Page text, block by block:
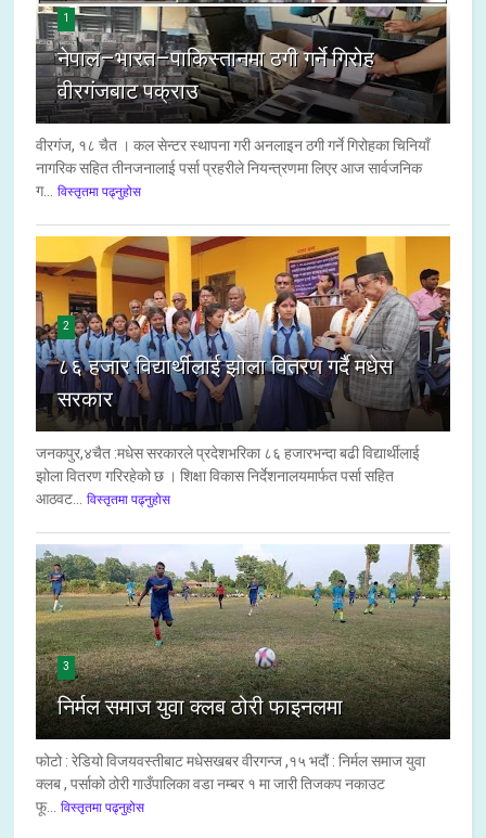
1
नेपाल–भारत–पाकिस्तानमा ठगी गर्ने गिरोह
वीरगंजबाट पक्राउ
वीरगंज, १८ चैत । कल सेन्टर स्थापना गरी अनलाइन ठगी गर्ने गिरोहका चिनियाँ
नागरिक सहित तीनजनालाई पर्सा प्रहरीले नियन्त्रणमा लिएर आज सार्वजनिक
ग...
विस्तृतमा पढ्नुहोस
2
८६ हजार विद्यार्थीलाई झोला वितरण गर्दै मधेस
सरकार
जनकपुर,४चैत :मधेस सरकारले प्रदेशभरिका ८६ हजारभन्दा बढी विद्यार्थीलाई
झोला वितरण गरिरहेको छ । शिक्षा विकास निर्देशनालयमार्फत पर्सा सहित
आठवट...
विस्तृतमा पढ्नुहोस
3
निर्मल समाज युवा क्लब ठोरी फाइनलमा
फोटो : रेडियो विजयवस्तीबाट मधेसखबर वीरगन्ज ,१५ भदौं : निर्मल समाज युवा
क्लब , पर्साको ठोरी गाउँपालिका वडा नम्बर १ मा जारी तिजकप नकाउट
फू...
विस्तृतमा पढ्नुहोस